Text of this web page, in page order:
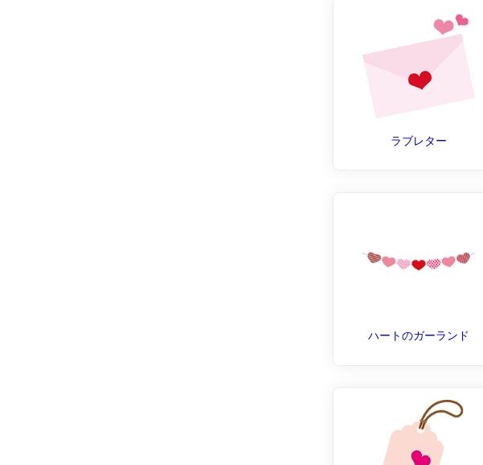
ラブレター
ハートのガーランド